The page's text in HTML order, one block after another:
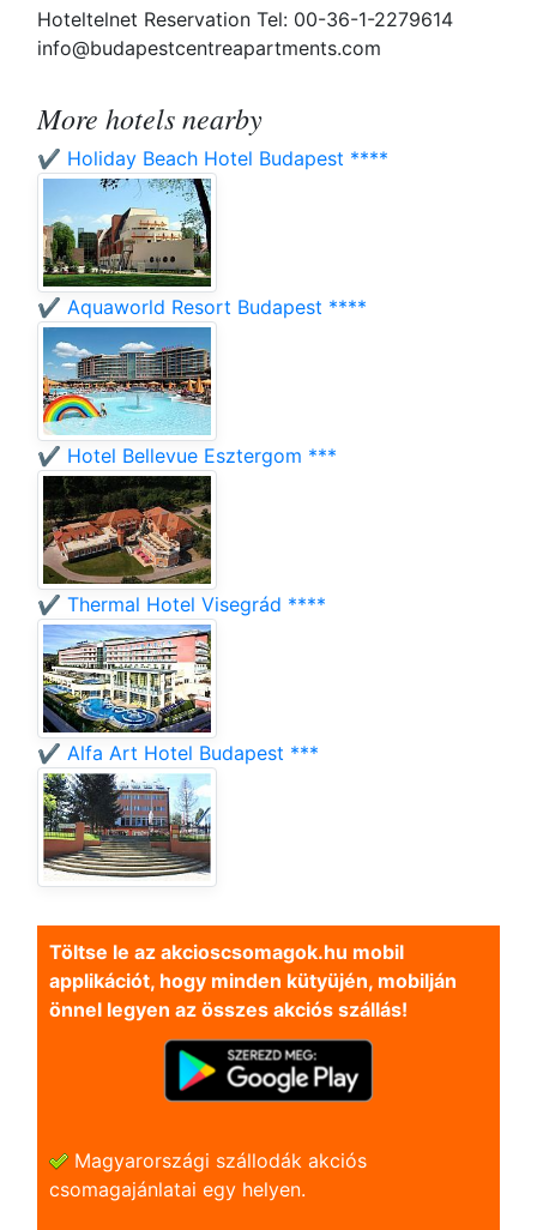
Hoteltelnet Reservation Tel: 00-36-1-2279614
info@budapestcentreapartments.com
More hotels nearby
✔️ Holiday Beach Hotel Budapest ****
✔️ Aquaworld Resort Budapest ****
✔️ Hotel Bellevue Esztergom ***
✔️ Thermal Hotel Visegrád ****
✔️ Alfa Art Hotel Budapest ***
Töltse le az akcioscsomagok.hu mobil
applikációt, hogy minden kütyüjén, mobilján
önnel legyen az összes akciós szállás!
Magyarországi szállodák akciós
csomagajánlatai egy helyen.